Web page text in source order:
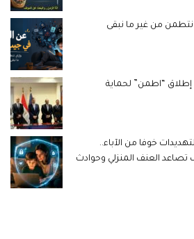
نتطمن من غير ما نبقى
إطلاق “اطمن” لحماية
خوفا من الآباء..
العنف المنزلي وحوادث